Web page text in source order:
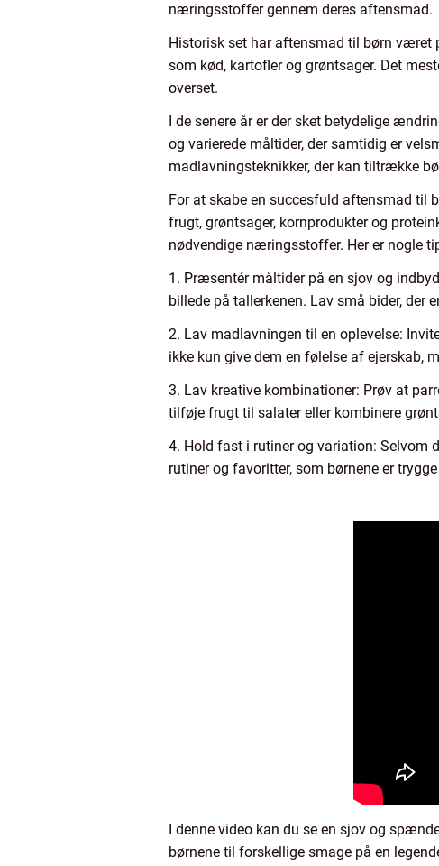
næringsstoffer gennem deres aftensmad.
Historisk set har aftensmad til børn været
som kød, kartofler og grøntsager. Det
overset.
I de senere år er der sket betydelige
og varierede måltider, der samtidig er
madlavningsteknikker, der kan tiltrække
For at skabe en succesfuld aftensmad til
frugt, grøntsager, kornprodukter og
nødvendige næringsstoffer. Her er nogle
1. Præsentér måltider på en sjov og
billede på tallerkenen. Lav små bider, der
2. Lav madlavningen til en oplevelse:
ikke kun give dem en følelse af ejerskab,
3. Lav kreative kombinationer: Prøv at
tilføje frugt til salater eller kombinere
4. Hold fast i rutiner og variation: Selvom
rutiner og favoritter, som børnene er
I denne video kan du se en sjov og
børnene til forskellige smage på en